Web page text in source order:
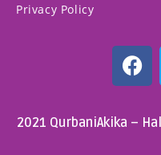
Privacy Policy
2021 QurbaniAkika –